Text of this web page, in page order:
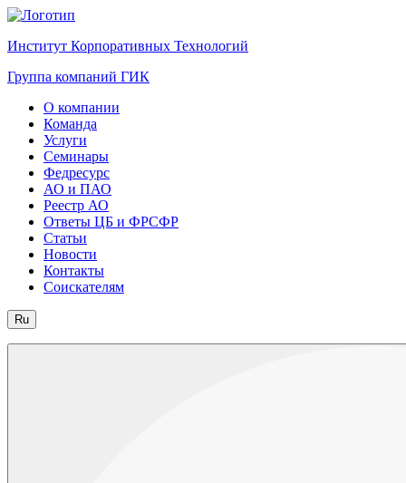
Институт Корпоративных Технологий
Группа компаний ГИК
О компании
Команда
Услуги
Семинары
Федресурс
АО и ПАО
Реестр АО
Ответы ЦБ и ФРСФР
Статьи
Новости
Контакты
Соискателям
Ru